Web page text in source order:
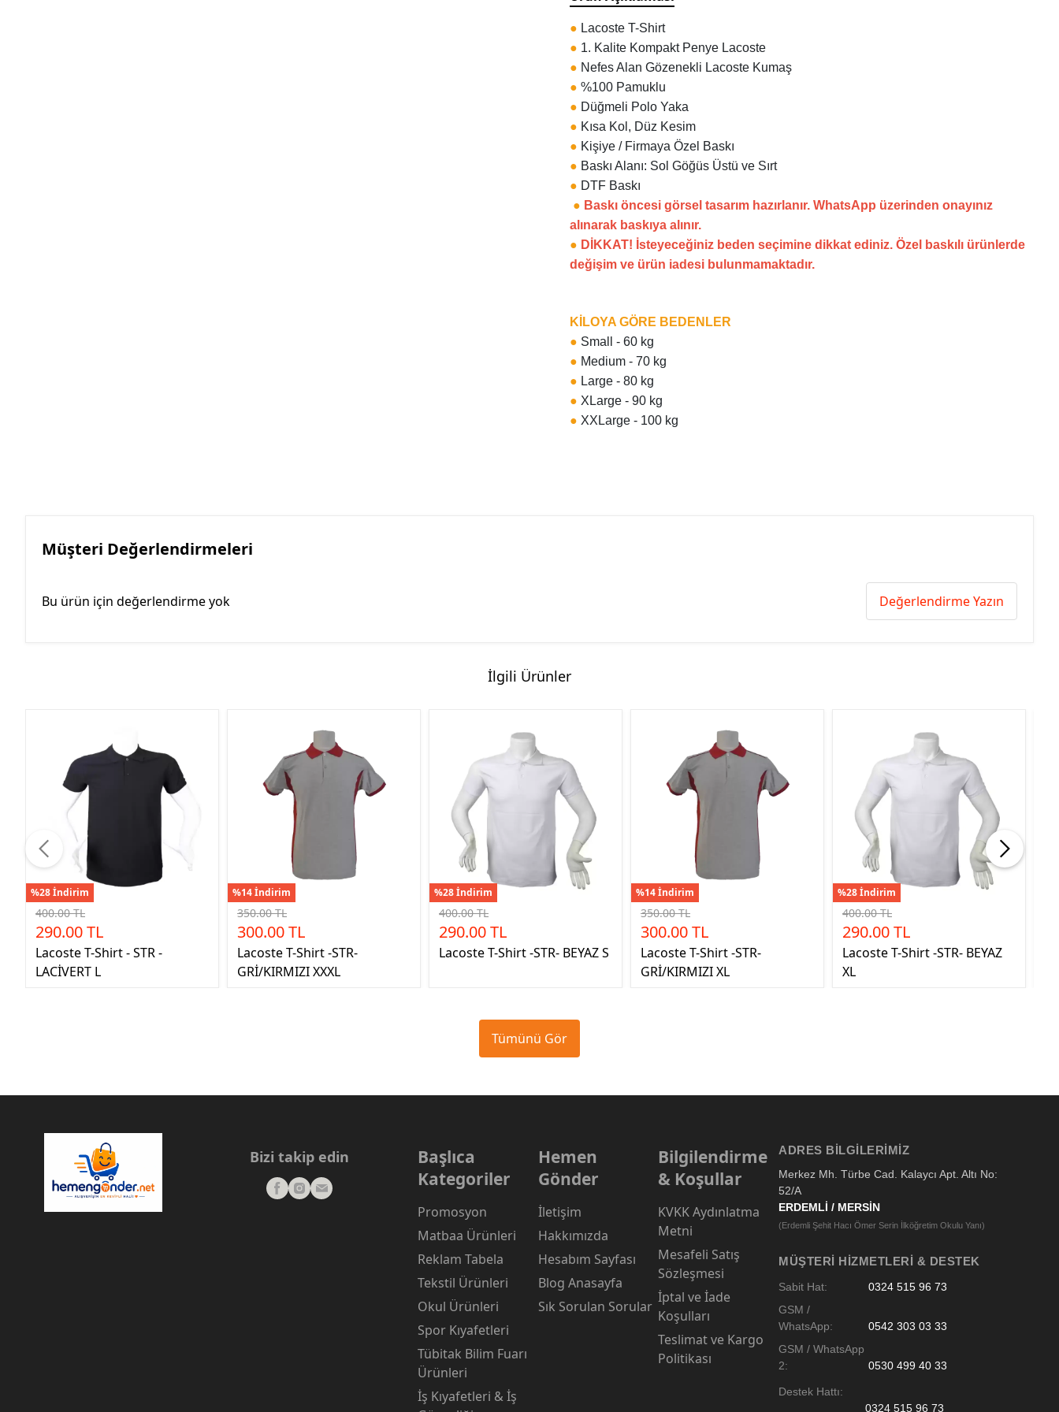
● Lacoste T-Shirt
● 1. Kalite Kompakt Penye Lacoste
● Nefes Alan Gözenekli Lacoste Kumaş
●%100 Pamuklu
● Düğmeli Polo Yaka
● Kısa Kol, Düz Kesim
● Kişiye / Firmaya Özel Baskı
● Baskı Alanı: Sol Göğüs Üstü ve Sırt
● DTF Baskı
● Baskı öncesi görsel tasarım hazırlanır. WhatsApp üzerinden onayınız
alınarak baskıya alınır.
● DİKKAT! İsteyeceğiniz beden seçimine dikkat ediniz. Özel baskılı ürünlerde
değişim ve ürün iadesi bulunmamaktadır.
KİLOYA GÖRE BEDENLER
● Small - 60 kg
● Medium - 70 kg
● Large - 80 kg
● XLarge - 90 kg
● XXLarge - 100 kg
Müşteri Değerlendirmeleri
Bu ürün için değerlendirme yok Değerlendirme Yazın
İlgili Ürünler
%28 İndirim
400.00 TL
290.00 TL
Lacoste T-Shirt - STR -
LACİVERT L
%14 İndirim
350.00 TL
300.00 TL
Lacoste T-Shirt -STR-
GRİ/KIRMIZI XXXL
%28 İndirim
400.00 TL
290.00 TL
Lacoste T-Shirt -STR- BEYAZ S
%14 İndirim
350.00 TL
300.00 TL
Lacoste T-Shirt -STR-
GRİ/KIRMIZI XL
%28 İndirim
400.00 TL
290.00 TL
Lacoste T-Shirt -STR- BEYAZ
XL
Tümünü Gör
Bizi takip edin
Başlıca
Kategoriler
Promosyon
Matbaa Ürünleri
Reklam Tabela
Tekstil Ürünleri
Okul Ürünleri
Spor Kıyafetleri
Tübitak Bilim Fuarı
Ürünleri
İş Kıyafetleri & İş
Hemen
Gönder
İletişim
Hakkımızda
Hesabım Sayfası
Blog Anasayfa
Sık Sorulan Sorular
Bilgilendirme
& Koşullar
KVKK Aydınlatma
Metni
Mesafeli Satış
Sözleşmesi
İptal ve İade
Koşulları
Teslimat ve Kargo
Politikası
ADRES BILGILERIMIZ
Merkez Mh. Türbe Cad. Kalaycı Apt. Altı No:
52/A
ERDEMLİ / MERSİN
(Erdemli Şehit Hacı Ömer Serin İlköğretim Okulu Yanı)
MÜŞTERI HIZMETLERI & DESTEK
Sabit Hat:
0324 515 96 73
GSM /
WhatsApp:
0542 303 03 33
GSM / WhatsApp
2:
0530 499 40 33
Destek Hattı:
0324 515 96 73